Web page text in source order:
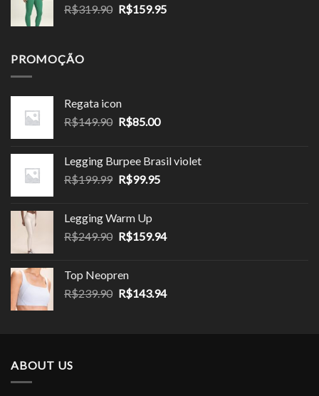
R$319.90 O
R$159.95O
PROMOÇÃO
Regata icon
R$149.90 O
era:
R$149.90.
R$85.00O
é:
R$85.00.
Legging Burpee Brasil violet
R$199.99 O
era:
R$199.99.
R$99.95O
R$99.95.
Legging Warm Up
R$249.90 O
era:
R$249.90.
R$159.94O
R$159.94.
Top Neopren
R$239.90 O
R$143.94O
ABOUT US